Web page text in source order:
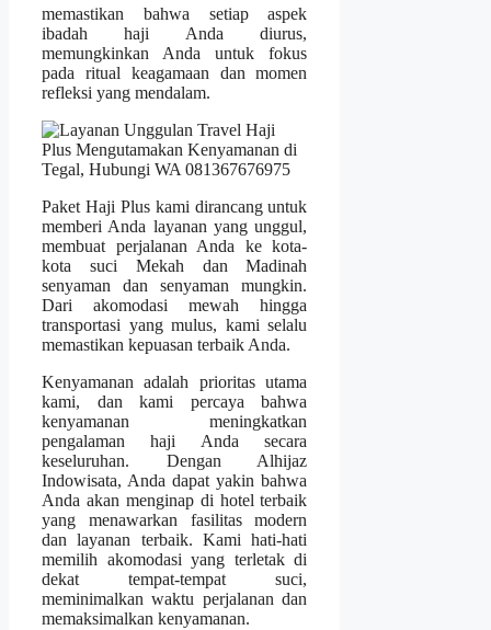
memastikan bahwa setiap aspek
ibadah haji Anda diurus,
memungkinkan Anda untuk fokus
pada ritual keagamaan dan momen
refleksi yang mendalam.
Paket Haji Plus kami dirancang untuk
memberi Anda layanan yang unggul,
membuat perjalanan Anda ke kota-
kota suci Mekah dan Madinah
senyaman dan senyaman mungkin.
Dari akomodasi mewah hingga
transportasi yang mulus, kami selalu
memastikan kepuasan terbaik Anda.
Kenyamanan adalah prioritas utama
kami, dan kami percaya bahwa
kenyamanan meningkatkan
pengalaman haji Anda secara
keseluruhan. Dengan Alhijaz
Indowisata, Anda dapat yakin bahwa
Anda akan menginap di hotel terbaik
yang menawarkan fasilitas modern
dan layanan terbaik. Kami hati-hati
memilih akomodasi yang terletak di
dekat tempat-tempat suci,
meminimalkan waktu perjalanan dan
memaksimalkan kenyamanan.